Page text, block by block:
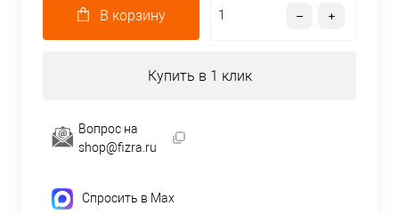
В корзину
Купить в 1 клик
Вопрос на
shop@fizra.ru
Спросить в Max